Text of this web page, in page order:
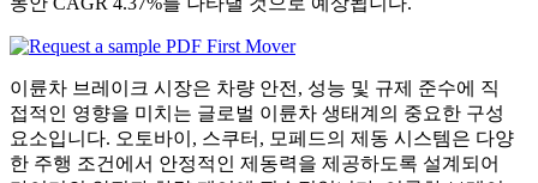
이륜차 브레이크 시장은 차량 안전, 성능 및 규제 준수에 직
접적인 영향을 미치는 글로벌 이륜차 생태계의 중요한 구성
요소입니다. 오토바이, 스쿠터, 모페드의 제동 시스템은 다양
한 주행 조건에서 안정적인 제동력을 제공하도록 설계되어